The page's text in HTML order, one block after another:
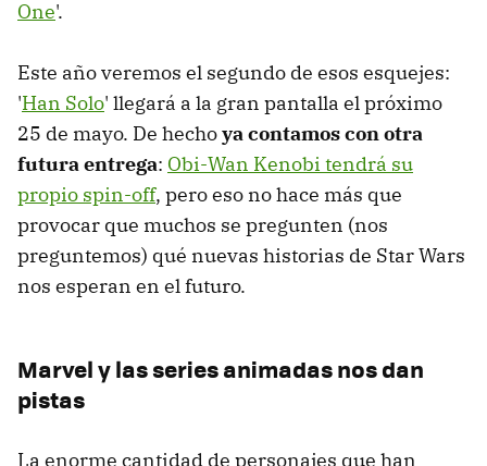
One'.
Este año veremos el segundo de esos esquejes:
'Han Solo' llegará a la gran pantalla el próximo
25 de mayo. De hechoya contamos con otra
futura entrega: Obi-Wan Kenobi tendrá su
propio spin-off, pero eso no hace más que
provocar que muchos se pregunten (nos
preguntemos) qué nuevas historias de Star Wars
nos esperan en el futuro.
Marvel y las series animadas nos dan
pistas
La enorme cantidad de personajes que han